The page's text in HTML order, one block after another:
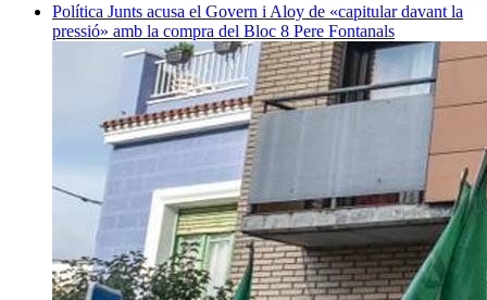
Política Junts acusa el Govern i Aloy de «capitular davant la
pressió» amb la compra del Bloc 8 Pere Fontanals